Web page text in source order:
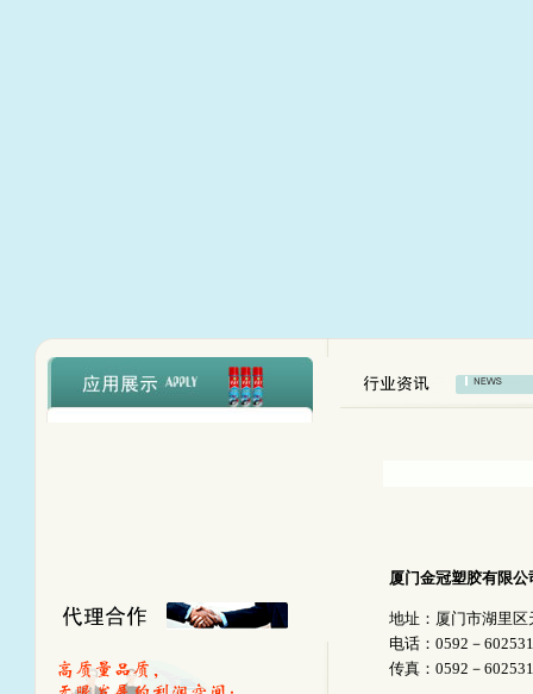
厦门金冠塑胶有限公
地址： 厦门市湖里
电话：0592－
传真：0592－